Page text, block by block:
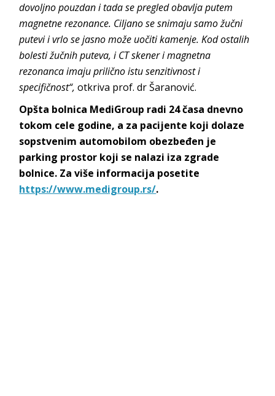
dovoljno pouzdan i tada se pregled obavlja putem
magnetne rezonance. Ciljano se snimaju samo žučni
putevi i vrlo se jasno može uočiti kamenje. Kod ostalih
bolesti žučnih puteva, i CT skener i magnetna
rezonanca imaju prilično istu senzitivnost i
specifičnost“, otkriva prof. dr Šaranović.
Opšta bolnica MediGroup radi 24 časa dnevno
tokom cele godine, a za pacijente koji dolaze
sopstvenim automobilom obezbeđen je
parking prostor koji se nalazi iza zgrade
bolnice. Za više informacija posetite
https://www.medigroup.rs/.